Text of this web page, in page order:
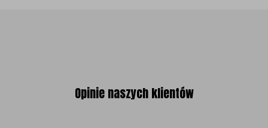
Opinie naszych klientów